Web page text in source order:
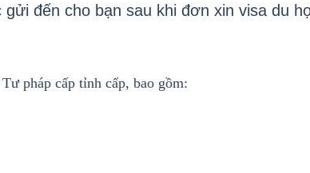
đến cho bạn sau khi đơn xin visa du
pháp cấp tỉnh cấp, bao gồm: